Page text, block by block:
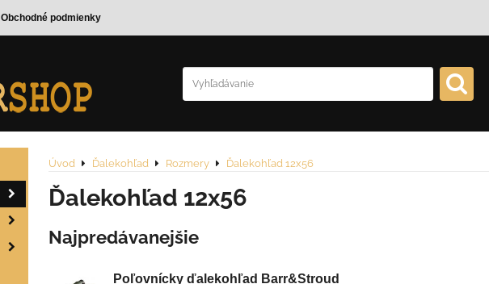
Obchodné podmienky
Úvod Ďalekohľad Rozmery Ďalekohľad 12x56
Ďalekohľad 12x56
Najpredávanejšie
Poľovnícky ďalekohľad Barr&Stroud